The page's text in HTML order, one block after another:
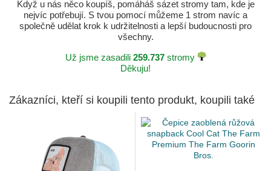
Když u nás něco koupíš, pomáháš sázet stromy tam, kde je
nejvíc potřebují. S tvou pomocí můžeme 1 strom navíc a
společně udělat krok k udržitelnosti a lepší budoucnosti pro
všechny.
Už jsme zasadili 259.737stromy
Děkuju!
Zákazníci, kteří si koupili tento produkt, koupili také